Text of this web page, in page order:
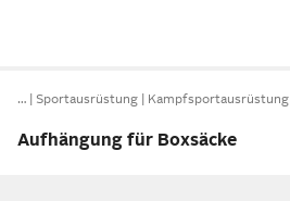
… Sportausrüstung Kampfsportausrüstung
Aufhängung für Boxsäcke